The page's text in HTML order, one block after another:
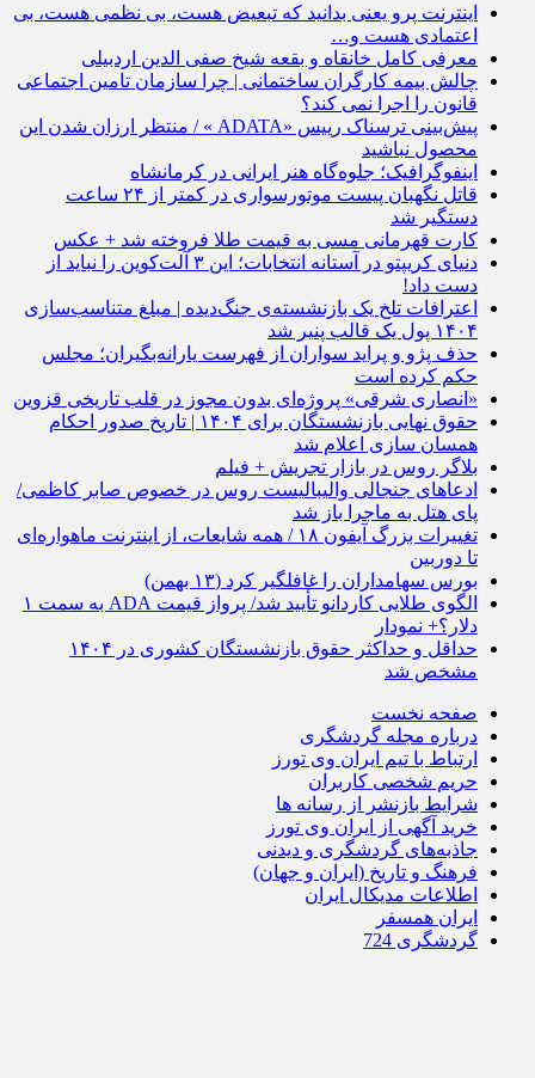
اینترنت پرو یعنی بدانید که تبعیض هست، بی نظمی هست، بی
اعتمادی هست و…
معرفی کامل خانقاه و بقعه شیخ صفی الدین اردبیلی
چالش بیمه کارگران ساختمانی | چرا سازمان تامین اجتماعی
قانون را اجرا نمی کند؟
پیش‌بینی ترسناک رییس «ADATA »‌ / منتظر ارزان شدن این
محصول نباشید
اینفوگرافیک؛ جلوه‌گاه هنر ایرانی در کرمانشاه
قاتل نگهبان پیست موتورسواری در کمتر از ۲۴ ساعت
دستگیر شد
کارت قهرمانی مسی به قیمت طلا فروخته شد + عکس
دنیای کریپتو در آستانه انتخابات؛ این ۳ آلت‌کوین را نباید از
دست داد!
اعترافات تلخ یک بازنشسته‌ی جنگ‌دیده | مبلغ متناسب‌سازی
۱۴۰۴ پول یک قالب پنیر شد
حذف پژو و پراید سواران از فهرست یارانه‌بگیران؛ مجلس
حکم کرده است
«انصاری شرقی» پروژه‌ای بدون مجوز در قلب تاریخی قزوین
حقوق نهایی بازنشستگان برای ۱۴۰۴ | تاریخ صدور احکام
همسان سازی اعلام شد
بلاگر روس در بازار تجریش + فیلم
ادعاهای جنجالی والیبالیست روس در خصوص صابر کاظمی/
پای هتل به ماجرا باز شد
تغییرات بزرگ آیفون ۱۸ / همه شایعات، از اینترنت ماهواره‌ای
تا دوربین
بورس سهامداران را غافلگیر کرد (۱۳ بهمن)
الگوی طلایی کاردانو تأیید شد/ پرواز قیمت ADA به سمت ۱
دلار؟+ نمودار
حداقل و حداکثر حقوق بازنشستگان کشوری در ۱۴۰۴
مشخص شد
صفحه نخست
درباره مجله گردشگری
ارتباط با تیم ایران وی تورز
حریم شخصی کاربران
شرایط بازنشر از رسانه ها
خرید آگهی از ایران وی تورز
جاذبه‌های گردشگری و دیدنی
فرهنگ و تاریخ (ایران و جهان)
اطلاعات مدیکال ایران
ایران همسفر
گردشگری 724